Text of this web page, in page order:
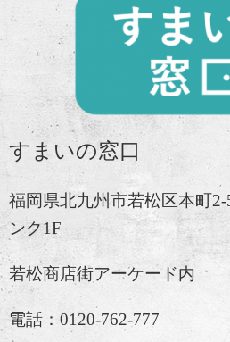
すまいの窓口
福岡県北九州市若松区本町
ンク1F
若松商店街アーケード内
電話：0120-762-777